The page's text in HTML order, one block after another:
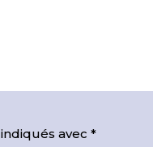
avec *